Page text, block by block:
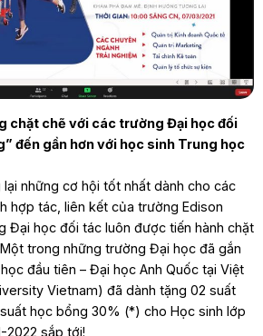
chặt chẽ với các trường Đại học đối
đến gần hơn với học sinh Trung học
những cơ hội tốt nhất dành cho các
hợp tác, liên kết của trường Edison
Đại học đối tác luôn được tiến hành chặt
trong những trường Đại học đã gắn
đầu tiên – Đại học Anh Quốc tại Việt
Vietnam) đã dành tặng 02 suất
học bổng 30% (*) cho Học sinh lớp
2022 sắp tới!